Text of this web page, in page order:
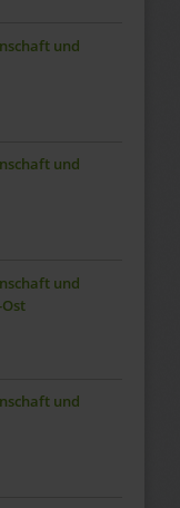
und
und
und
und